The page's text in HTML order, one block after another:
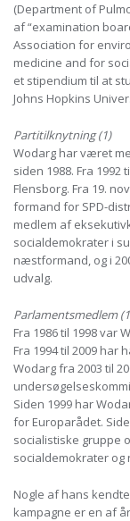
(Department of
af “examination
Association for
medicine and for
et stipendium til at
Johns Hopkins
Partitilknytning (1)
Wodarg har været
siden 1988. Fra 1992
Flensborg. Fra 19.
formand for SPD-
medlem af
socialdemokrater i
næstformand, og i
udvalg.
Parlamentsmedlem
Fra 1986 til 1998 var
Fra 1994 til 2009
Wodarg fra 2003 til
Siden 1999 har
for Europarådet.
socialistiske gruppe
socialdemokrater
Nogle af hans
kampagne er en af